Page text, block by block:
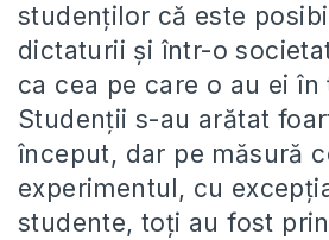
studenţilor că este
dictaturii şi într-o
ca cea pe care o au ei în
Studenţii s-au arătat
început, dar pe măsură
experimentul, cu
studente, toţi au fost